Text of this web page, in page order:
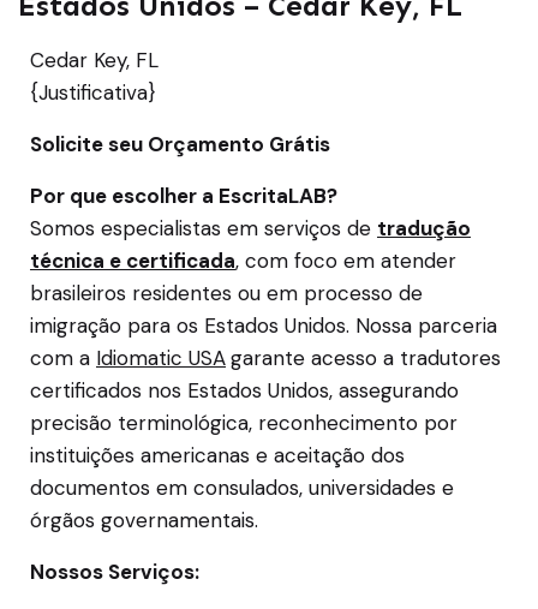
Cedar Key, FL
{Justificativa}
Solicite seu Orçamento Grátis
Por que escolher a EscritaLAB?
Somos especialistas em serviços de tradução
técnica e certificada, com foco em atender
brasileiros residentes ou em processo de
imigração para os Estados Unidos. Nossa parceria
com a Idiomatic USAgarante acesso a tradutores
certificados nos Estados Unidos, assegurando
precisão terminológica, reconhecimento por
instituições americanas e aceitação dos
documentos em consulados, universidades e
órgãos governamentais.
Nossos Serviços: